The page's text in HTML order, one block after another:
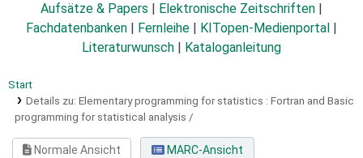
Aufsätze & Papers
Elektronische Zeitschriften
Fachdatenbanken
Fernleihe KITopen-Medienportal
Literaturwunsch
Kataloganleitung
Start
Details zu: Elementary programming for statistics : Fortran and Basic
programming for statistical analysis /
Normale Ansicht
MARC-Ansicht